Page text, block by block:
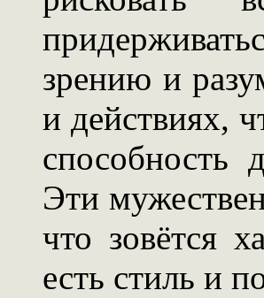
зрению и
и действиях,
способность
Эти
что зовётся
есть стиль и